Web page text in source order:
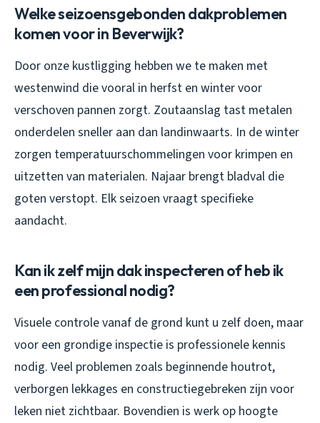
Welke seizoensgebonden dakproblemen
komen voor in Beverwijk?
Door onze kustligging hebben we te maken met
westenwind die vooral in herfst en winter voor
verschoven pannen zorgt. Zoutaanslag tast metalen
onderdelen sneller aan dan landinwaarts. In de winter
zorgen temperatuurschommelingen voor krimpen en
uitzetten van materialen. Najaar brengt bladval die
goten verstopt. Elk seizoen vraagt specifieke
aandacht.
Kan ik zelf mijn dak inspecteren of heb ik
een professional nodig?
Visuele controle vanaf de grond kunt u zelf doen, maar
voor een grondige inspectie is professionele kennis
nodig. Veel problemen zoals beginnende houtrot,
verborgen lekkages en constructiegebreken zijn voor
leken niet zichtbaar. Bovendien is werk op hoogte